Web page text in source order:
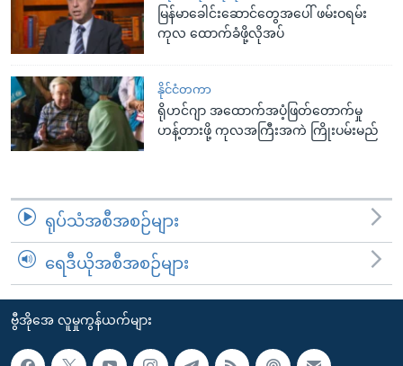
မြန်မာခေါင်းဆောင်တွေအပေါ် ဖမ်းဝရမ်း
ကုလ ထောက်ခံဖို့လိုအပ်
နိုင်ငံတကာ
ရိုဟင်ဂျာ အထောက်အပံ့ဖြတ်တောက်မှု
ဟန့်တားဖို့ ကုလအကြီးအကဲ ကြိုးပမ်းမည်
ရုပ်သံအစီအစဉ်များ
ရေဒီယိုအစီအစဉ်များ
ဗွီအိုအေ လူမှုကွန်ယက်များ